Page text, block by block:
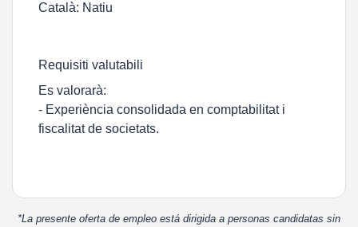
Català: Natiu
Requisiti valutabili
Es valorarà:
- Experiència consolidada en comptabilitat i
fiscalitat de societats.
*La presente oferta de empleo está dirigida a personas candidatas sin